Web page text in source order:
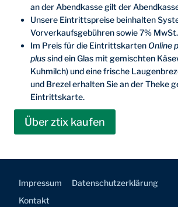
an der Abendkasse gilt der
Unsere Eintrittspreise beinhalten
Vorverkaufsgebühren sowie 7% MwSt.
Im Preis für die Eintrittskarten Online
plussind ein Glas mit gemischten
Kuhmilch) und eine frische
und Brezel erhalten Sie an der Theke
Eintrittskarte.
Über ztix kaufen
Impressum
Datenschutz­erklärung
Kontakt